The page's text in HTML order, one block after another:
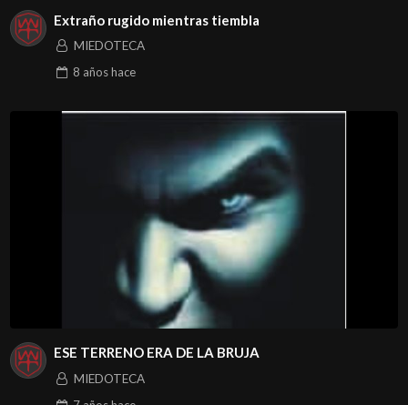
Extraño rugido mientras tiembla
MIEDOTECA
8 añoshace
ESE TERRENO ERA DE LA BRUJA
MIEDOTECA